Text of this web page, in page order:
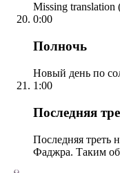
Missing
0:00
Полночь
1:00
Последняя
Последняя треть
Фаджра. Таким